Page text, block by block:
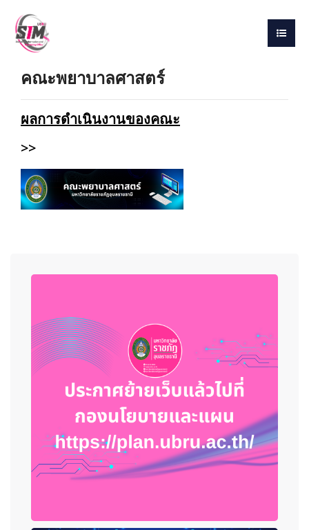
คณะพยาบาลศาสตร์
ผลการดำเนินงานของคณะ
>>